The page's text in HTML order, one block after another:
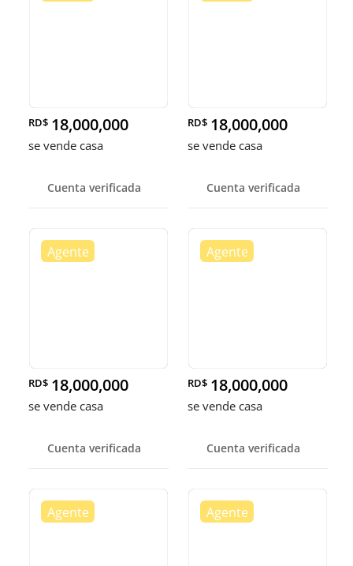
RD$ 18,000,000
se vende casa
Cuenta verificada
RD$ 18,000,000
se vende casa
Cuenta verificada
RD$ 18,000,000
se vende casa
Cuenta verificada
RD$ 18,000,000
se vende casa
Cuenta verificada